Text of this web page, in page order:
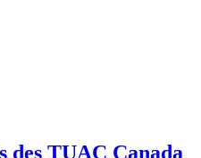
des TUAC Canada